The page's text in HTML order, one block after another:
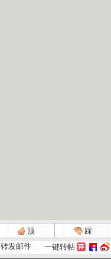
顶 踩
转发邮件 一键转帖